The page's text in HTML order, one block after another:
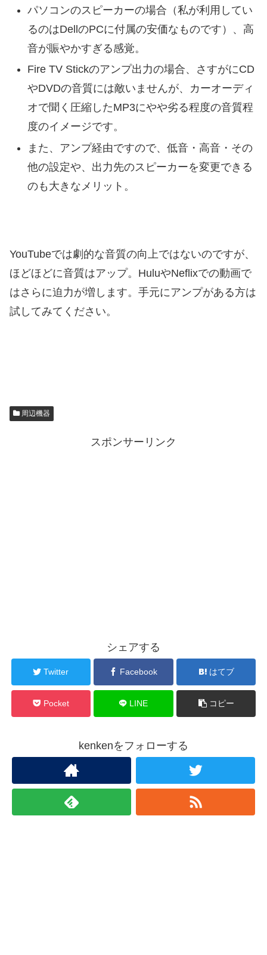
パソコンのスピーカーの場合（私が利用してい
るのはDellのPCに付属の安価なものです）、高
音が賑やかすぎる感覚。
Fire TV Stickのアンプ出力の場合、さすがにCD
やDVDの音質には敵いませんが、カーオーディ
オで聞く圧縮したMP3にやや劣る程度の音質程
度のイメージです。
また、アンプ経由ですので、低音・高音・その
他の設定や、出力先のスピーカーを変更できる
のも大きなメリット。
YouTubeでは劇的な音質の向上ではないのですが、
ほどほどに音質はアップ。HuluやNeflixでの動画で
はさらに迫力が増します。手元にアンプがある方は
試してみてください。
周辺機器
スポンサーリンク
シェアする
Twitter Facebook はてブ
Pocket LINE コピー
kenkenをフォローする